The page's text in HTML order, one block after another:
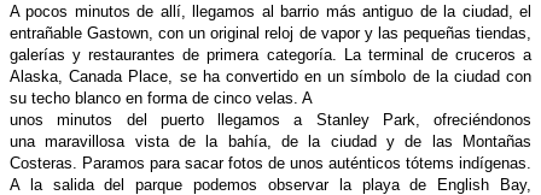
A pocos minutos de allí, llegamos al barrio más antiguo de la ciudad, el
entrañable Gastown, con un original reloj de vapor y las pequeñas tiendas,
galerías y restaurantes de primera categoría. La terminal de cruceros a
Alaska, Canada Place, se ha convertido en un símbolo de la ciudad con
su techo blanco en forma de cinco velas. A
unos minutos del puerto llegamos a Stanley Park, ofreciéndonos
una maravillosa vista de la bahía, de la ciudad y de las Montañas
Costeras. Paramos para sacar fotos de unos auténticos tótems indígenas.
A la salida del parque podemos observar la playa de English Bay,